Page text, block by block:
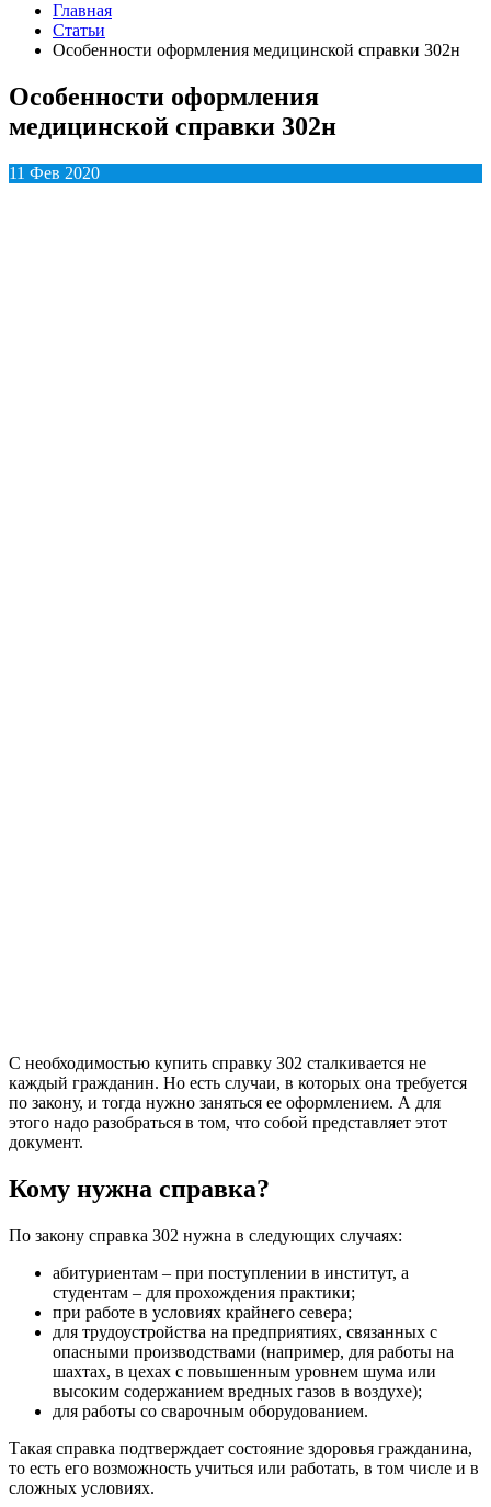
Главная
Статьи
Особенности оформления медицинской справки 302н
Особенности оформления
медицинской справки 302н
11 Фев 2020
С необходимостью купить справку 302 сталкивается не
каждый гражданин. Но есть случаи, в которых она требуется
по закону, и тогда нужно заняться ее оформлением. А для
этого надо разобраться в том, что собой представляет этот
документ.
Кому нужна справка?
По закону справка 302 нужна в следующих случаях:
абитуриентам – при поступлении в институт, а
студентам – для прохождения практики;
при работе в условиях крайнего севера;
для трудоустройства на предприятиях, связанных с
опасными производствами (например, для работы на
шахтах, в цехах с повышенным уровнем шума или
высоким содержанием вредных газов в воздухе);
для работы со сварочным оборудованием.
Такая справка подтверждает состояние здоровья гражданина,
то есть его возможность учиться или работать, в том числе и в
сложных условиях.